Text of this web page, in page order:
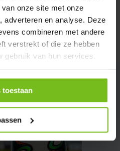
onze site met onze
adverteren en analyse. Deze
combineren met andere
verstrekt of die ze hebben
gebruik van hun services.
toestaan